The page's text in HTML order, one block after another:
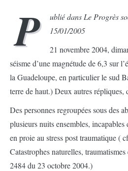
P
ublié dans Le Progrès
15/01/2005
21 novembre 2004,
séisme d’une magnétude de 6,3 sur
la Guadeloupe, en particulier le sud
terre de haut.) Deux autres
Des personnes regroupées sous des
plusieurs nuits ensembles,
en proie au stress post traumatique (
Catastrophes naturelles,
2484 du 23 octobre 2004.)